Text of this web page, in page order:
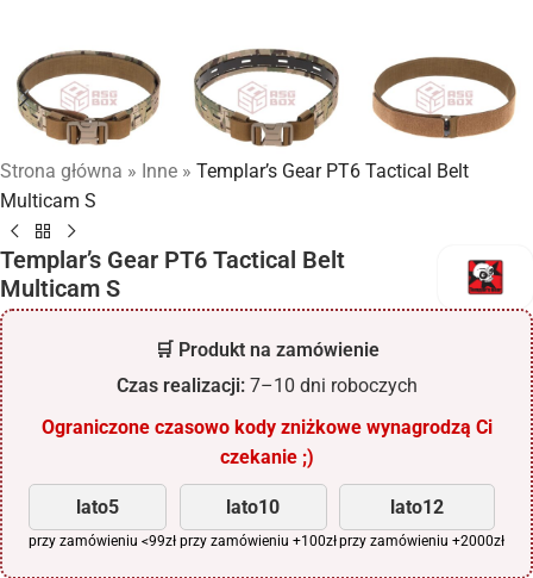
Strona główna » Inne » Templar’s Gear PT6 Tactical Belt
Multicam S
Templar’s Gear PT6 Tactical Belt
Multicam S
🛒 Produkt na zamówienie
Czas realizacji:7–10 dni roboczych
Ograniczone czasowo kody zniżkowe wynagrodzą Ci
czekanie ;)
lato5
przy zamówieniu <99zł
lato10
przy zamówieniu +100zł
lato12
przy zamówieniu +2000zł